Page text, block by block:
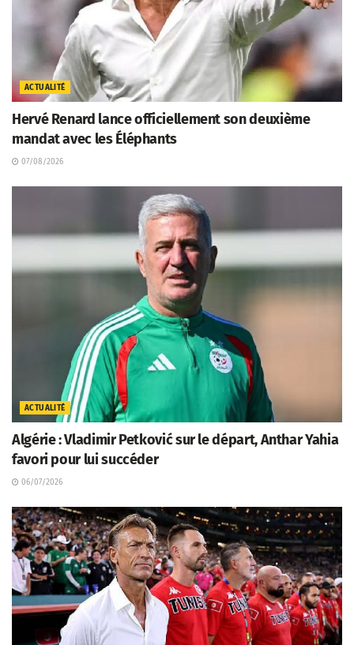
ACTUALITÉ
Hervé Renard lance officiellement son deuxième
mandat avec les Éléphants
07/08/2026
ACTUALITÉ
Algérie : Vladimir Petković sur le départ, Anthar Yahia
favori pour lui succéder
06/07/2026